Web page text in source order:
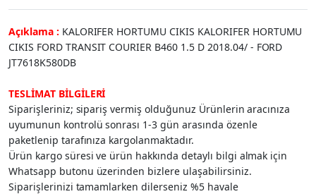
Açıklama : KALORIFER HORTUMU CIKIS KALORIFER HORTUMU
CIKIS FORD TRANSIT COURIER B460 1.5 D 2018.04/ - FORD
JT7618K580DB
TESLİMAT BİLGİLERİ
Siparişleriniz; sipariş vermiş olduğunuz Ürünlerin aracınıza
uyumunun kontrolü sonrası 1-3 gün arasında özenle
paketlenip tarafınıza kargolanmaktadır.
Ürün kargo süresi ve ürün hakkında detaylı bilgi almak için
Whatsapp butonu üzerinden bizlere ulaşabilirsiniz.
Siparişlerinizi tamamlarken dilerseniz %5 havale